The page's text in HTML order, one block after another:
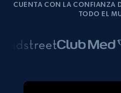
CUENTA CON LA CONFIANZA
TODO EL